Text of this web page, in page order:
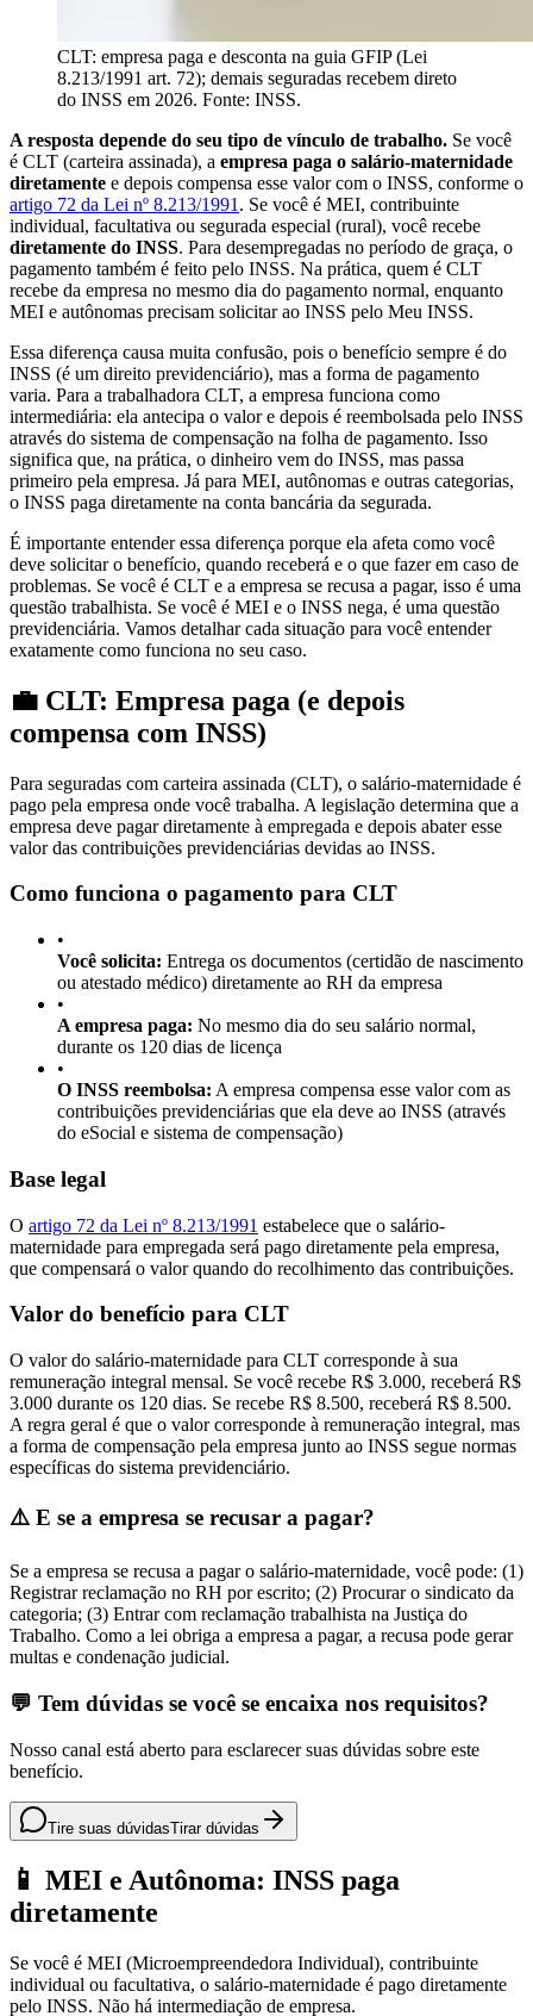
CLT: empresa paga e desconta na guia GFIP (Lei
8.213/1991 art. 72); demais seguradas recebem direto
do INSS em 2026. Fonte: INSS.
A resposta depende do seu tipo de vínculo de trabalho. Se você
é CLT (carteira assinada), a empresa paga o salário-maternidade
diretamente e depois compensa esse valor com o INSS, conforme o
artigo 72 da Lei nº 8.213/1991 . Se você é MEI, contribuinte
individual, facultativa ou segurada especial (rural), você recebe
diretamente do INSS. Para desempregadas no período de graça, o
pagamento também é feito pelo INSS. Na prática, quem é CLT
recebe da empresa no mesmo dia do pagamento normal, enquanto
MEI e autônomas precisam solicitar ao INSS pelo Meu INSS.
Essa diferença causa muita confusão, pois o benefício sempre é do
INSS (é um direito previdenciário), mas a forma de pagamento
varia. Para a trabalhadora CLT, a empresa funciona como
intermediária: ela antecipa o valor e depois é reembolsada pelo INSS
através do sistema de compensação na folha de pagamento. Isso
significa que, na prática, o dinheiro vem do INSS, mas passa
primeiro pela empresa. Já para MEI, autônomas e outras categorias,
o INSS paga diretamente na conta bancária da segurada.
É importante entender essa diferença porque ela afeta como você
deve solicitar o benefício, quando receberá e o que fazer em caso de
problemas. Se você é CLT e a empresa se recusa a pagar, isso é uma
questão trabalhista. Se você é MEI e o INSS nega, é uma questão
previdenciária. Vamos detalhar cada situação para você entender
exatamente como funciona no seu caso.
💼 CLT: Empresa paga (e depois
compensa com INSS)
Para seguradas com carteira assinada (CLT), o salário-maternidade é
pago pela empresa onde você trabalha. A legislação determina que a
empresa deve pagar diretamente à empregada e depois abater esse
valor das contribuições previdenciárias devidas ao INSS.
Como funciona o pagamento para CLT
•
Você solicita: Entrega os documentos (certidão de nascimento
ou atestado médico) diretamente ao RH da empresa
•
A empresa paga: No mesmo dia do seu salário normal,
durante os 120 dias de licença
•
O INSS reembolsa: A empresa compensa esse valor com as
contribuições previdenciárias que ela deve ao INSS (através
do eSocial e sistema de compensação)
Base legal
O artigo 72 da Lei nº 8.213/1991 estabelece que o salário-
maternidade para empregada será pago diretamente pela empresa,
que compensará o valor quando do recolhimento das contribuições.
Valor do benefício para CLT
O valor do salário-maternidade para CLT corresponde à sua
remuneração integral mensal. Se você recebe R$ 3.000, receberá R$
3.000 durante os 120 dias. Se recebe R$ 8.500, receberá R$ 8.500.
A regra geral é que o valor corresponde à remuneração integral, mas
a forma de compensação pela empresa junto ao INSS segue normas
específicas do sistema previdenciário.
⚠️ E se a empresa se recusar a pagar?
Se a empresa se recusa a pagar o salário-maternidade, você pode: (1)
Registrar reclamação no RH por escrito; (2) Procurar o sindicato da
categoria; (3) Entrar com reclamação trabalhista na Justiça do
Trabalho. Como a lei obriga a empresa a pagar, a recusa pode gerar
multas e condenação judicial.
💬 Tem dúvidas se você se encaixa nos requisitos?
Nosso canal está aberto para esclarecer suas dúvidas sobre este
benefício.
Tire suas dúvidasTirar dúvidas
📱 MEI e Autônoma: INSS paga
diretamente
Se você é MEI (Microempreendedora Individual), contribuinte
individual ou facultativa, o salário-maternidade é pago diretamente
pelo INSS. Não há intermediação de empresa.